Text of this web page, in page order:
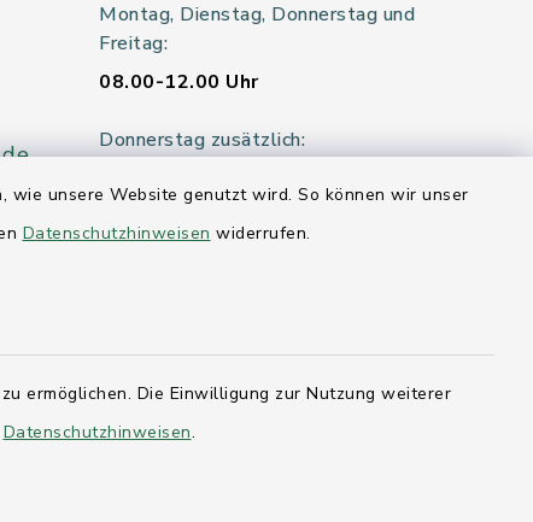
wie unsere Website genutzt wird. So können wir unser
Datenschutzhinweisen widerrufen.
ermöglichen. Die Einwilligung zur Nutzung weiterer
Datenschutzhinweisen.
Montag, Dienstag, Donnerstag und
Freitag:
08.00-12.00 Uhr
Donnerstag zusätzlich:
Mittwoch:
115